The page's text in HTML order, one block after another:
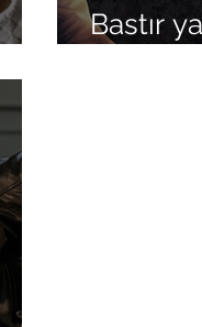
Bastır